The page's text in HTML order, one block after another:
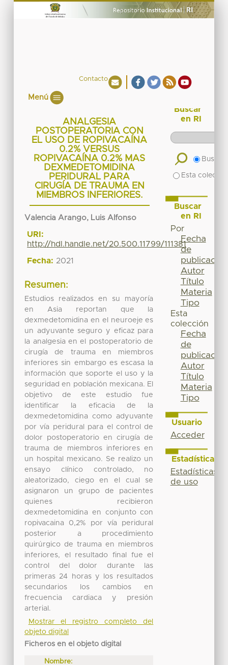
Contacto
Menú
ANALGESIA
POSTOPERATORIA CON
EL USO DE ROPIVACAÍNA
0.2% VERSUS
ROPIVACAÍNA 0.2% MAS
DEXMEDETOMIDINA
PERIDURAL PARA
CIRUGÍA DE TRAUMA EN
MIEMBROS INFERIORES.
Valencia Arango, Luis Alfonso
URI:
http://hdl.handle.net/20.500.11799/111381
Fecha: 2021
Resumen:
Estudios realizados en su mayoría
en Asia reportan que la
dexmedetomidina en el neuroeje es
un adyuvante seguro y eficaz para
la analgesia en el postoperatorio de
cirugía de trauma en miembros
inferiores sin embargo es escasa la
información que soporte el uso y la
seguridad en población mexicana. El
objetivo de este estudio fue
identificar la eficacia de la
dexmedetomidina como adyuvante
por vía peridural para el control de
dolor postoperatorio en cirugía de
trauma de miembros inferiores en
un hospital mexicano. Se realizo un
ensayo clínico controlado, no
aleatorizado, ciego en el cual se
asignaron un grupo de pacientes
quienes recibieron
dexmedetomidina en conjunto con
ropivacaina 0,2% por vía peridural
posterior a procedimiento
quirúrgico de trauma en miembros
inferiores, el resultado final fue el
control del dolor durante las
primeras 24 horas y los resultados
secundarios los cambios en
frecuencia cardiaca y presión
arterial.
Mostrar el registro completo del
objeto digital
Ficheros en el objeto digital
Nombre:
Buscar
en RI
Buscar
Esta
Buscar
en RI
Por
Fecha
de
publicación
Autor
Título
Materia
Tipo
Esta
colección
Fecha
de
publicación
Autor
Título
Materia
Tipo
Usuario
Acceder
Estadísticas
Estadísticas
de uso